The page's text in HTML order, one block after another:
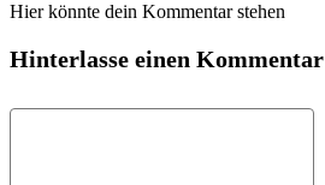
Hier könnte dein Kommentar stehen
Hinterlasse einen Kommentar